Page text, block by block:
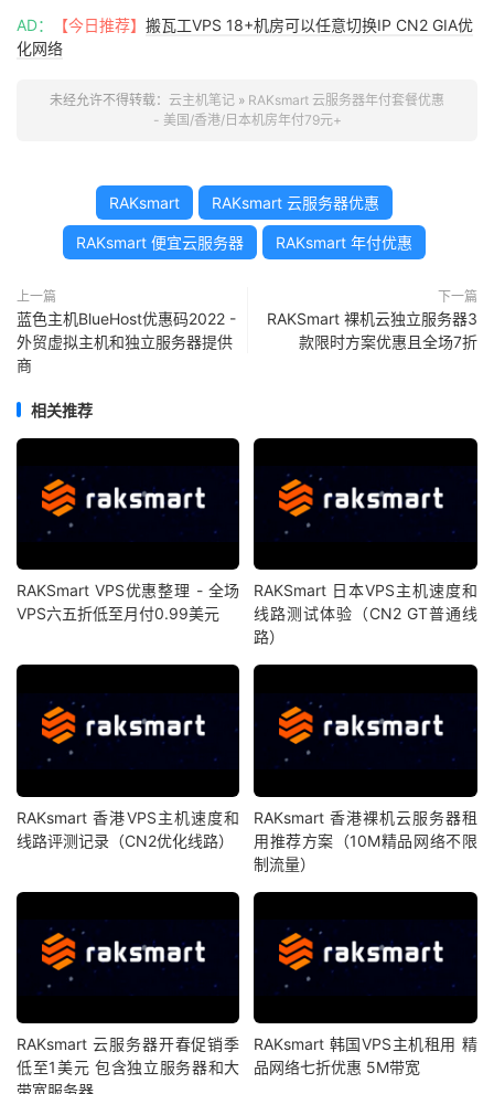
AD： 【今日推荐】 搬瓦工VPS 18+机房可以任意切换IP CN2 GIA优
化网络
未经允许不得转载： 云主机笔记 » RAKsmart 云服务器年付套餐优惠
- 美国/香港/日本机房年付79元+
RAKsmart RAKsmart 云服务器优惠
RAKsmart 便宜云服务器 RAKsmart 年付优惠
上一篇
蓝色主机BlueHost优惠码2022 -
外贸虚拟主机和独立服务器提供
商
下一篇
RAKSmart 裸机云独立服务器3
款限时方案优惠且全场7折
相关推荐
RAKSmart VPS优惠整理 - 全场
VPS六五折低至月付0.99美元
RAKSmart 日本VPS主机速度和
线路测试体验（CN2 GT普通线
路）
RAKsmart 香港VPS主机速度和
线路评测记录（CN2优化线路）
RAKsmart 香港裸机云服务器租
用推荐方案（10M精品网络不限
制流量）
RAKsmart 云服务器开春促销季
低至1美元 包含独立服务器和大
带宽服务器
RAKsmart 韩国VPS主机租用 精
品网络七折优惠 5M带宽